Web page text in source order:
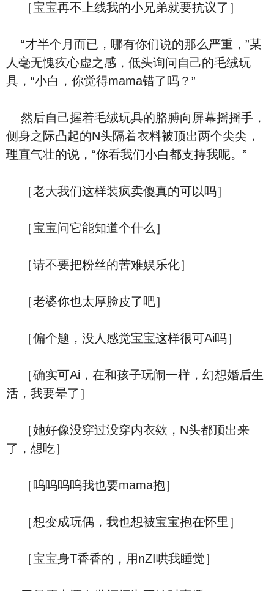
［宝宝再不上线我的小兄弟就要抗议了］
“才半个月而已，哪有你们说的那么严重，”某
人毫无愧疚心虚之感，低头询问自己的毛绒玩
具，“小白，你觉得mama错了吗？”
然后自己握着毛绒玩具的胳膊向屏幕摇摇手，
侧身之际凸起的N头隔着衣料被顶出两个尖尖，
理直气壮的说，“你看我们小白都支持我呢。”
［老大我们这样装疯卖傻真的可以吗］
［宝宝问它能知道个什么］
［请不要把粉丝的苦难娱乐化］
［老婆你也太厚脸皮了吧］
［偏个题，没人感觉宝宝这样很可Ai吗］
［确实可Ai，在和孩子玩闹一样，幻想婚后生
活，我要晕了］
［她好像没穿过没穿内衣欸，N头都顶出来
了，想吃］
［呜呜呜呜我也要mama抱］
［想变成玩偶，我也想被宝宝抱在怀里］
［宝宝身T香香的，用nZI哄我睡觉］